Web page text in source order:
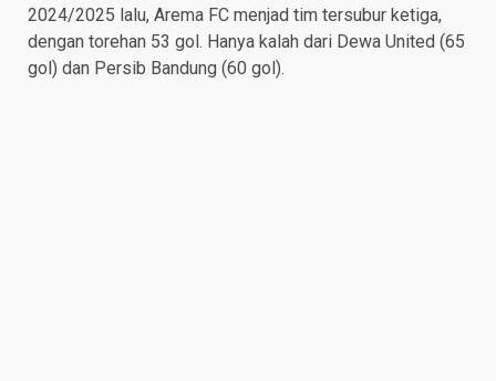
2024/2025 lalu, Arema FC menjad tim tersubur ketiga,
dengan torehan 53 gol. Hanya kalah dari Dewa United (65
gol) dan Persib Bandung (60 gol).